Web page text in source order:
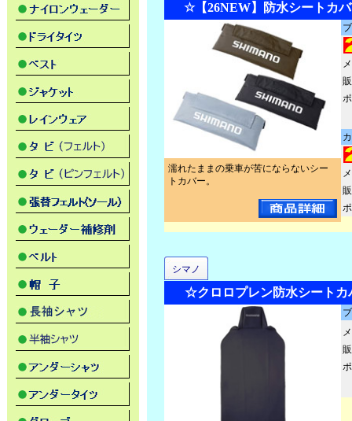
☆【26NEW】防水シートカ
濡れたままの乗車が苦にならないシー
トカバー。
シマノ
☆クロロプレン防水シートカ